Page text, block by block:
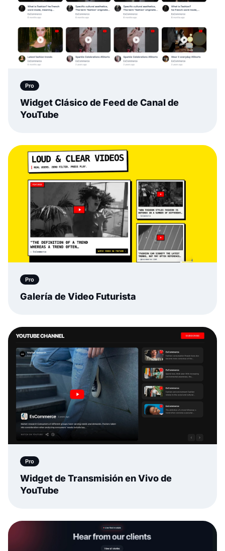
Pro
Widget Clásico de Feed de Canal de
YouTube
Pro
Galería de Video Futurista
Pro
Widget de Transmisión en Vivo de
YouTube